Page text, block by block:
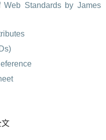
Standards by James
文READ MORE